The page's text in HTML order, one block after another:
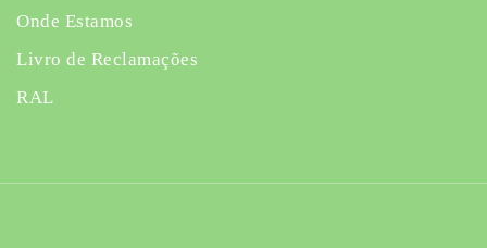
Onde Estamos
Livro de Reclamações
RAL